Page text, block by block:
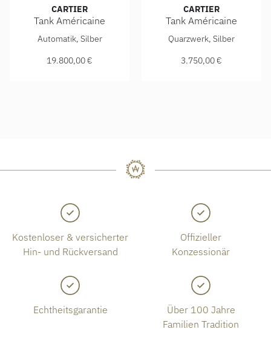
CARTIER
Tank Américaine
Cartier Tank Américaine, Ref: WGTA0300, Preis: 19.800,00
Automatik, Silber
19.800,00 €
CARTIER
Tank Américaine
Cartier Tank Américaine,
Quarzwerk, Silber
3.750,00 €
Kostenloser & versicherter
Hin- und Rückversand
Offizieller
Konzessionär
Echtheitsgarantie
Über 100 Jahre
Familien Tradition